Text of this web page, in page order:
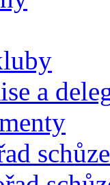
a
schůze